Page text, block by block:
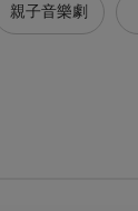
親子音樂劇